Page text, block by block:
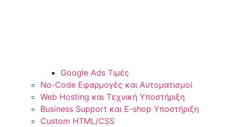
Google Ads Τιμές
No-Code Εφαρμογές και Αυτοματισμοί
Web Hosting και Τεχνική Υποστήριξη
Business Support και E-shop Υποστήριξη
Custom HTML/CSS